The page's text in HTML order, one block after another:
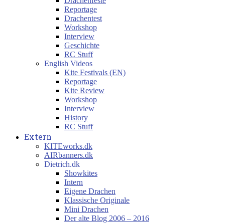
Reportage
Drachentest
Workshop
Interview
Geschichte
RC Stuff
English Videos
Kite Festivals (EN)
Reportage
Kite Review
Workshop
Interview
History
RC Stuff
Extern
KITEworks.dk
AIRbanners.dk
Dietrich.dk
Showkites
Intern
Eigene Drachen
Klassische Originale
Mini Drachen
Der alte Blog 2006 – 2016